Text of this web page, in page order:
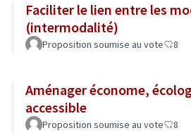
Faciliter le lien entre les
(intermodalité)
Proposition soumise au vote 8
Aménager économe,
accessible
Proposition soumise au vote 8